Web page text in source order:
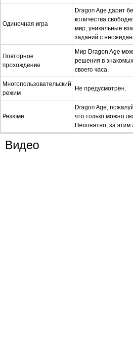
Одиночная игра
Dragon Age дарит
количества
мир, уникальные
заданий с
Повторное
прохождение
Мир Dragon Age
решения в
своего часа.
Многопользовательский
режим
Не предусмотрен.
Резюме
Dragon Age,
что только можно
Непонятно, за
Видео